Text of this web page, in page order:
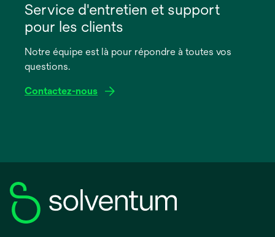
dans
nouvel
onglet
Service d'entretien et support
pour les clients
Notre équipe est là pour répondre à toutes vos
questions.
Contactez-nous